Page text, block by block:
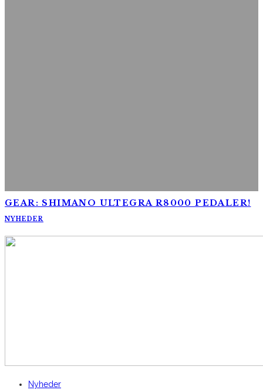
GEAR: SHIMANO ULTEGRA R8000 PEDALER!
NYHEDER
Nyheder